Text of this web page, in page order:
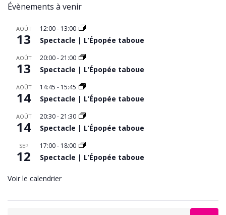
Évènements à venir
AOÛT
13
12:00- 13:00
Spectacle | L’Épopée taboue
AOÛT
13
20:00-21:00
Spectacle | L’Épopée taboue
AOÛT
14
14:45 - 15:45
Spectacle | L’Épopée taboue
AOÛT
14
20:30-21:30
Spectacle | L’Épopée taboue
SEP
12
17:00- 18:00
Spectacle | L’Épopée taboue
Voir le calendrier